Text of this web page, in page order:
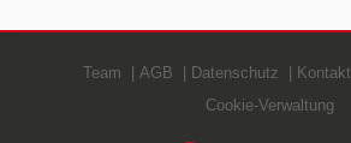
Team AGB Datenschutz Kontakt
Cookie-Verwaltung